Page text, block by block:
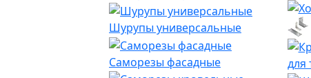
Шурупы универсальные
Саморезы фасадные
для